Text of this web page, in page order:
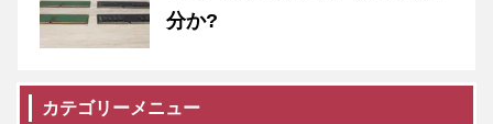
分か?
カテゴリーメニュー